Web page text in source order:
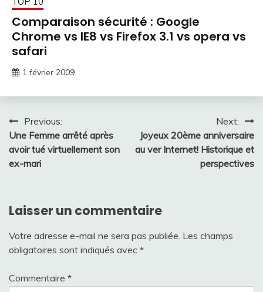
Comparaison sécurité : Google
Chrome vs IE8 vs Firefox 3.1 vs opera vs
safari
1 février 2009
Navigation
de
l’article
Previous:
Une Femme arrêté après
avoir tué virtuellement son
ex-mari
Next:
Joyeux 20ème anniversaire
au ver Internet! Historique et
perspectives
Laisser un commentaire
Votre adresse e-mail ne sera pas publiée. Les champs
obligatoires sont indiqués avec *
Commentaire *